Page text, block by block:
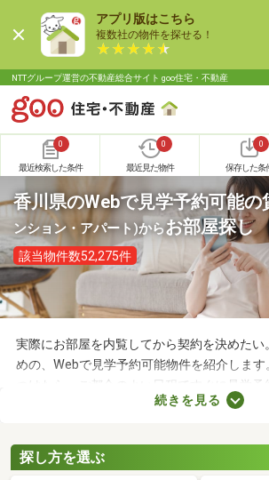
アプリ版はこちら
複数社の物件を探せる！
NTTグループ運営の不動産総合サイト goo住宅・不動産
0
最近検索した条件
0
最近見た物件
0
保存した条
香川県のWebで見学予約可能の
ンション・アパート)からお部屋探し
該当物件数52,275件
実際にお部屋を内覧してから契約を決めたい
めの、Webで見学予約可能物件を紹介しま
つけたら、ご都合のよい日程ですぐに見学予
で、お部屋探しもスムーズに進みますよ。複
続きを見る
探し方を選ぶ